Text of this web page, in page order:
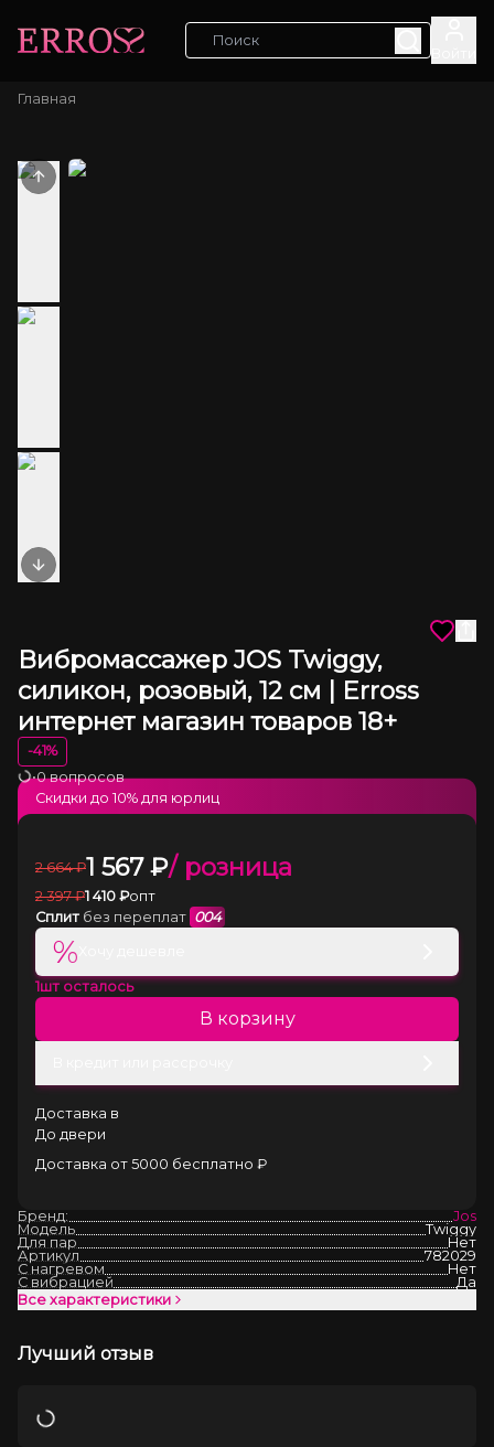
Главная
Previous slide
Next slide
Вибромассажер JOS Twiggy,
силикон, розовый, 12 см | Erross
интернет магазин товаров 18+
-41%
Загрузка
•0 вопросов
2 664 ₽1 567₽/ розница
2 397 ₽1 410 ₽опт
Сплит без переплат 004
%
1шт осталось
В корзину
Доставка в
До двери
Доставка от 5000 бесплатно ₽
Скидки до 10% для юрлиц
Бренд:
Jos
Модель
Twiggy
Для пар
Нет
Артикул
782029
С нагревом
Нет
С вибрацией
Да
Все характеристики
Лучший отзыв
Загрузка